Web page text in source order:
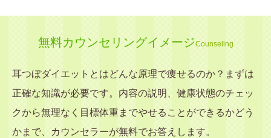
無料カウンセリングイメージCounseling
耳つぼダイエットとはどんな原理で痩せるのか？まずは
正確な知識が必要です。内容の説明、健康状態のチェッ
クから無理なく目標体重までやせることができるかどう
かまで、カウンセラーが無料でお答えします。